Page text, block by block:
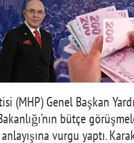
(MHP) Genel Başkan
bütçe
vurgu yaptı.